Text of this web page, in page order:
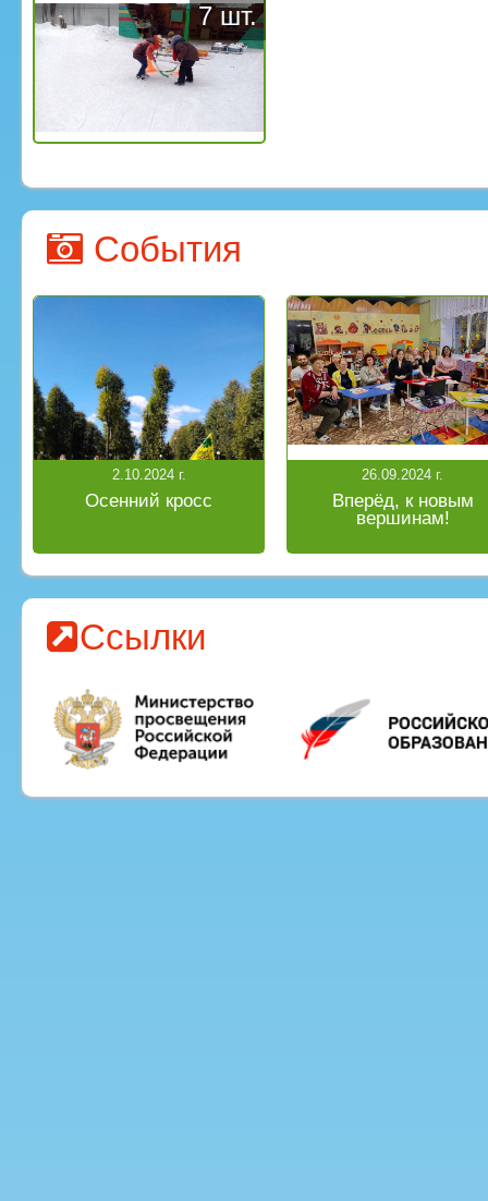
7 шт.
События
2.10.2024 г.
Осенний кросс
26.09.2024 г.
Вперёд, к новым
вершинам!
Ссылки